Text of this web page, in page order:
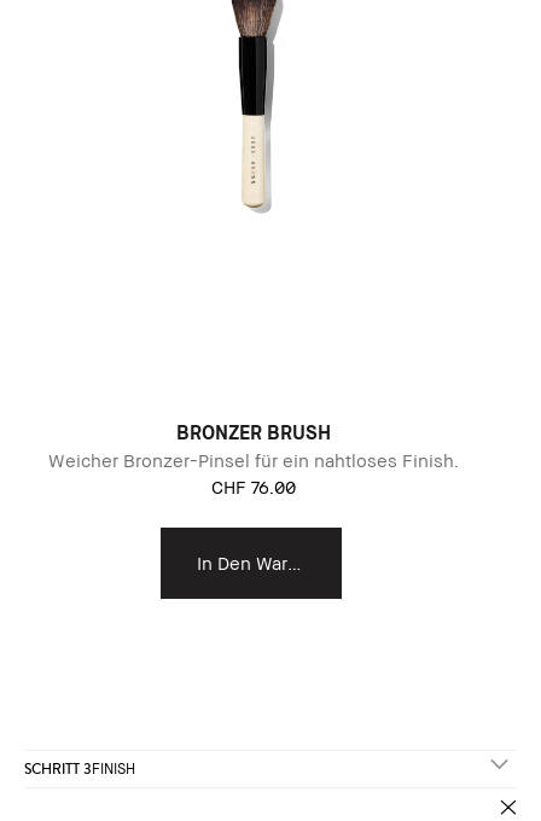
BRONZER BRUSH
Weicher Bronzer-Pinsel für ein nahtloses Finish.
CHF 76.00
SCHRITT 3FINISH